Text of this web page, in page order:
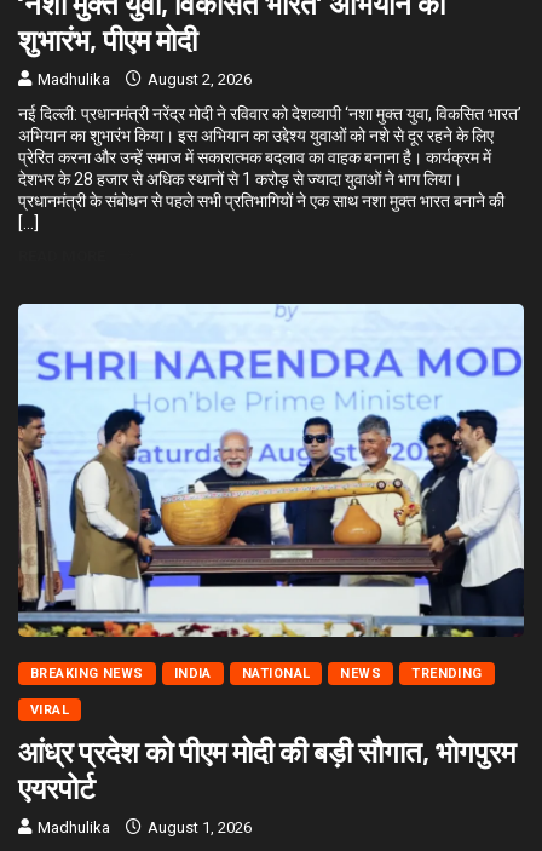
शुभारंभ, पीएम मोदी
Madhulika August 2, 2026
नई दिल्ली: प्रधानमंत्री नरेंद्र मोदी ने रविवार को देशव्यापी ‘नशा मुक्त युवा, विकसित भारत’
अभियान का शुभारंभ किया। इस अभियान का उद्देश्य युवाओं को नशे से दूर रहने के लिए
प्रेरित करना और उन्हें समाज में सकारात्मक बदलाव का वाहक बनाना है। कार्यक्रम में
देशभर के 28 हजार से अधिक स्थानों से 1 करोड़ से ज्यादा युवाओं ने भाग लिया।
प्रधानमंत्री के संबोधन से पहले सभी प्रतिभागियों ने एक साथ नशा मुक्त भारत बनाने की
[…]
BREAKING NEWS INDIA NATIONAL NEWS TRENDING
VIRAL
आंध्र प्रदेश को पीएम मोदी की बड़ी सौगात, भोगपुरम
एयरपोर्ट
Madhulika August 1, 2026